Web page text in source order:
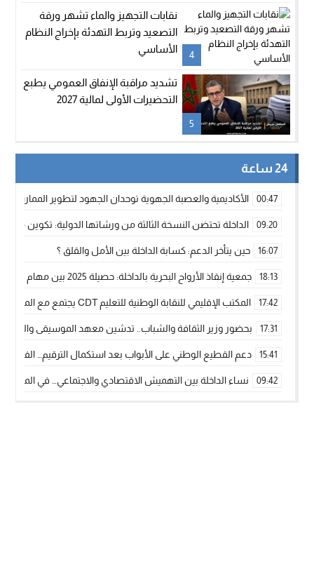
4
نقابات التجهيز والماء تشهر ورقة
التصعيد وتربط التهدئة بإخراج النظام
الأساسي
5
تشديد مراقبة الإنفاق العمومي يطبع
التحضيرات الأولى لمالية 2027
24 ساعة
00:47 الأكاديمية والعصبة الجهوية توحدان الجهود لتطوير الممارسة
09:20 الداخلة تحتضن النسخة الثالثة من ورشاتها الدولية: تكوين
16:07 حين يتأخر الدعم: كسابة الداخلة بين الأمل والقلق ؟
18:13 جمعية إنقاذ الأرواح البحرية بالداخلة: حصيلة 2025 بين مهام الإنقاذ ومشروع “دار البحار”
17:42 المكتب الإقليمي للنقابة الوطنية للتعليم CDT يجتمع مع المدير الإقليمي لمناقشة ملفات جوهرية لنساء ورجال التعليم
17:31 بحضور وزير الثقافة والشباب.. تدشين معهد الموسيقى والفنون
15:41 دعم القطيع الوطني على الأبواب بعد استكمال الترقيم…
09:42 نساء الداخلة بين التهميش الاقتصادي والاجتماعي… في المؤسسات